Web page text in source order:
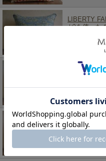
LIBERTY
ゼ)を使った
(税
LIBERTY
ションカバ
LIBERTY
ションカバ
グリーン
2,860円 (税